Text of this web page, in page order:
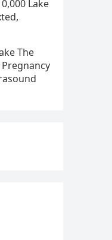
Lake
The